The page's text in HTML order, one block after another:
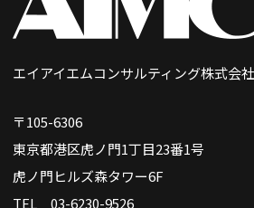
エイアイエムコンサルティング株式会社
〒105-6306
東京都港区虎ノ門1丁目23番1号
虎ノ門ヒルズ森タワー6F
TEL 03-6230-9526